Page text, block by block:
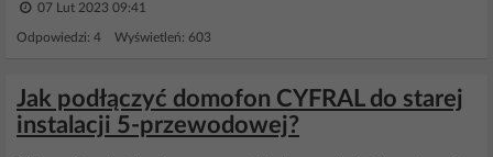
07 Lut 2023 09:41
Odpowiedzi: 4 Wyświetleń: 603
Jak podłączyć domofon CYFRAL do starej
instalacji 5-przewodowej?